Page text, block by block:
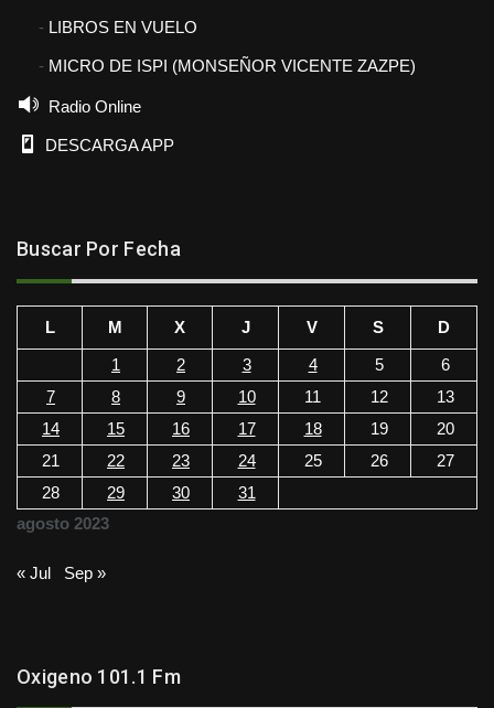
LIBROS EN VUELO
MICRO DE ISPI (MONSEÑOR VICENTE ZAZPE)
Radio Online
DESCARGA APP
Buscar Por Fecha
agosto 2023
L M X J V S
D
1
2 3 4 5
6
7
8 9 10 11 12
13
14
15 16 17 18 19
20
21
22 23 24 25 26
27
28
29 30 31
« Jul Sep »
Oxigeno 101.1 Fm